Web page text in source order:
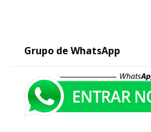
Grupo de WhatsApp